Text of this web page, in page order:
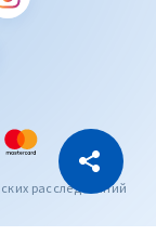
ссылку
расследований